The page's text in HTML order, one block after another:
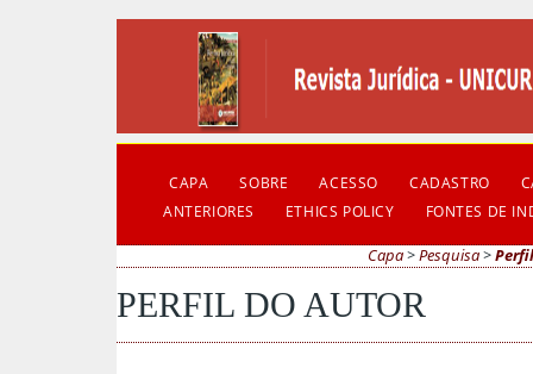
CAPA SOBRE ACESSO CADASTRO
ANTERIORES
ETHICS POLICY FONTES DE
Capa>Pesquisa>
PERFIL DO AUTOR